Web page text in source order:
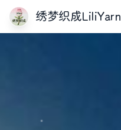
绣梦织成LiliYarn